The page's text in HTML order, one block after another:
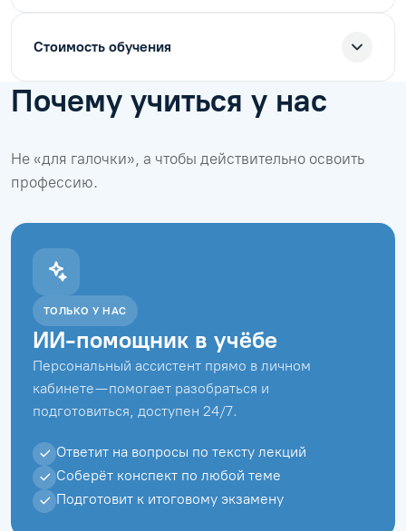
Стоимость обучения
Почему учиться у нас
Не «для галочки», а чтобы действительно освоить
профессию.
ТОЛЬКО У НАС
ИИ-помощник в учёбе
Персональный ассистент прямо в личном
кабинете — помогает разобраться и
подготовиться, доступен 24/7.
Ответит на вопросы по тексту лекций
Соберёт конспект по любой теме
Подготовит к итоговому экзамену